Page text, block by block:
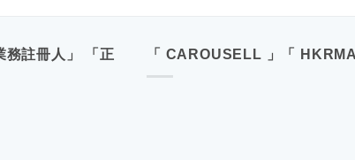
務註冊人」 「正
「 CAROUSELL 」「 HKRMA